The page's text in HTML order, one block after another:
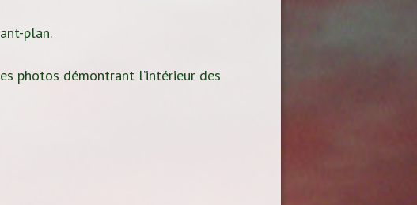
plan.
photos démontrant l’intérieur des